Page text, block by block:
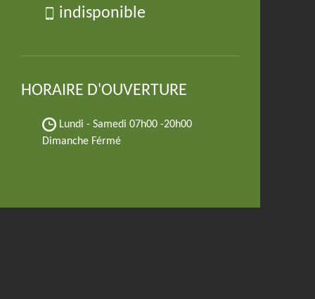
indisponible
HORAIRE D'OUVERTURE
Lundi - Samedi 07h00 -20h00
Dimanche Férmé